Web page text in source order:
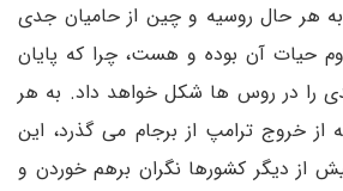
به هر حال روسیه و چین از حامیان جدی
حیات آن بوده و هست، چرا که پایان
را در روس ها شکل خواهد داد. به هر
خروج ترامپ از برجام می گذرد، این
از دیگر کشورها نگران برهم خوردن و